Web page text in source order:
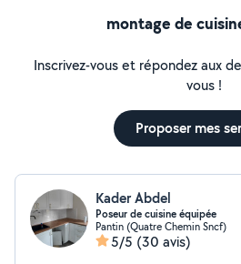
montage de
Inscrivez-vous et répondez aux
vous !
Proposer mes
Kader Abdel
Poseur de cuisine équipée
Pantin (Quatre Chemin Sncf)
5/5 (30 avis)